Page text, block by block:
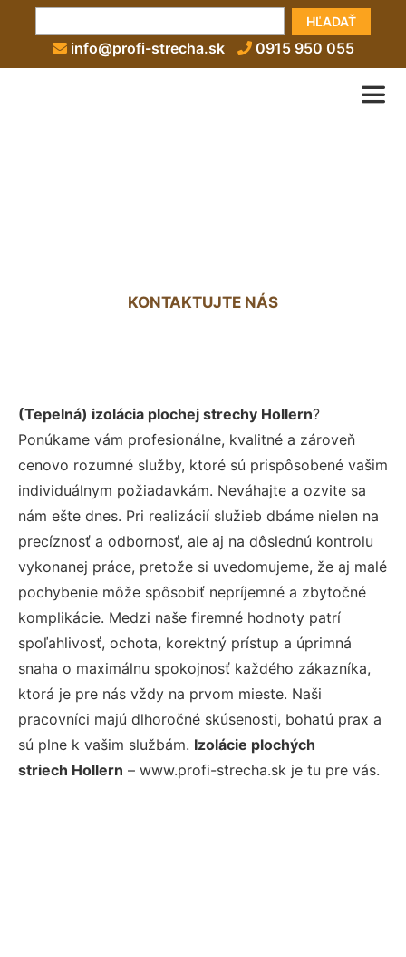
HĽADAŤ
info@profi-strecha.sk 0915 950 055
KONTAKTUJTE NÁS
(Tepelná) izolácia plochej strechy Hollern?
Ponúkame vám profesionálne, kvalitné a zároveň
cenovo rozumné služby, ktoré sú prispôsobené vašim
individuálnym požiadavkám. Neváhajte a ozvite sa
nám ešte dnes. Pri realizácií služieb dbáme nielen na
precíznosť a odbornosť, ale aj na dôslednú kontrolu
vykonanej práce, pretože si uvedomujeme, že aj malé
pochybenie môže spôsobiť nepríjemné a zbytočné
komplikácie. Medzi naše firemné hodnoty patrí
spoľahlivosť, ochota, korektný prístup a úprimná
snaha o maximálnu spokojnosť každého zákazníka,
ktorá je pre nás vždy na prvom mieste. Naši
pracovníci majú dlhoročné skúsenosti, bohatú prax a
sú plne k vašim službám. Izolácie plochých
striech Hollern – www.profi-strecha.sk je tu pre vás.